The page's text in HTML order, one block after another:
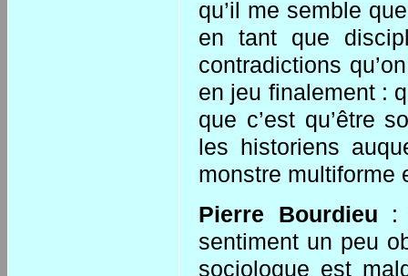
qu’il me semble
en tant que
contradictions
en jeu finalement :
que c’est qu’être
les historiens
monstre multiforme
Pierre Bourdieu :
sentiment un peu
sociologue est